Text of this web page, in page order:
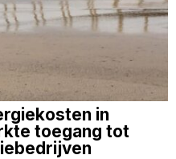
in
toegang tot